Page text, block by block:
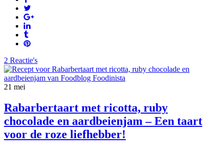
2 Reactie's
21 mei
Rabarbertaart met ricotta, ruby
chocolade en aardbeienjam – Een taart
voor de roze liefhebber!